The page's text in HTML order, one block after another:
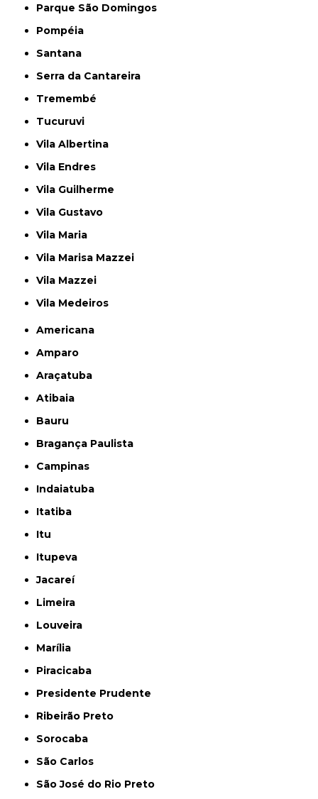
Parque São Domingos
Pompéia
Santana
Serra da Cantareira
Tremembé
Tucuruvi
Vila Albertina
Vila Endres
Vila Guilherme
Vila Gustavo
Vila Maria
Vila Marisa Mazzei
Vila Mazzei
Vila Medeiros
Americana
Amparo
Araçatuba
Atibaia
Bauru
Bragança Paulista
Campinas
Indaiatuba
Itatiba
Itu
Itupeva
Jacareí
Limeira
Louveira
Marília
Piracicaba
Presidente Prudente
Ribeirão Preto
Sorocaba
São Carlos
São José do Rio Preto